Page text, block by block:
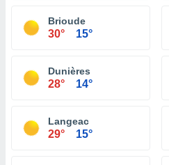
Brioude
30° 15°
Dunières
28° 14°
Langeac
29° 15°